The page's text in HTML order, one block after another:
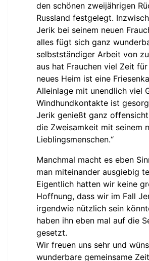
den schönen zweijährigen
Russland festgelegt.
Jerik bei seinem neuen
alles fügt sich ganz
selbstständiger Arbeit von
aus hat Frauchen viel Zeit
neues Heim ist eine
Alleinlage mit unendlich viel
Windhundkontakte ist
Jerik genießt ganz
die Zweisamkeit mit seinem
Lieblingsmenschen.“
Manchmal macht es eben
man miteinander ausgiebig
Eigentlich hatten wir keine
Hoffnung, dass wir im Fall
irgendwie nützlich sein
haben ihn eben mal auf die
gesetzt.
Wir freuen uns sehr und
wunderbare gemeinsame